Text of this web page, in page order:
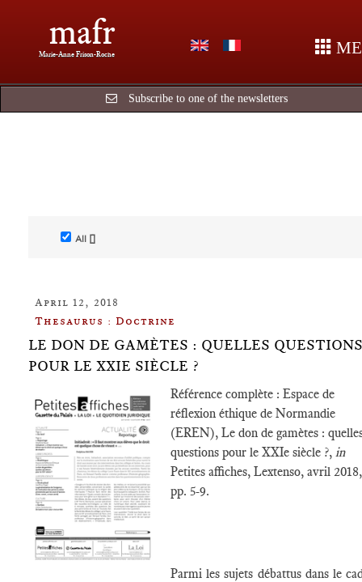
mafr
Marie-Anne Frison-Roche
Subscribe to one of the newsletters
All []
April 12, 2018
Thesaurus : Doctrine
LE DON DE GAMÈTES : QUELLES QUESTIONS
POUR LE XXIE SIÈCLE ?
Référence complète : Espace de
réflexion éthique de Normandie
(EREN), Le don de gamètes :
questions pour le XXIe siècle ?, in
Petites affiches, Lextenso, avril 2018,
pp. 5-9.
Parmi les sujets débattus dans le